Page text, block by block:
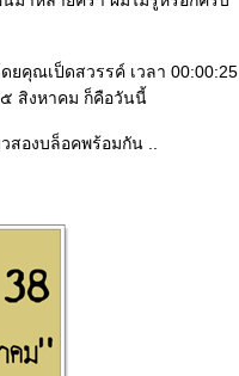
คุณเป็ดสวรรค์ เวลา 00:00:25
สิงหาคม ก็คือวันนี้
องบล็อคพร้อมกัน ..